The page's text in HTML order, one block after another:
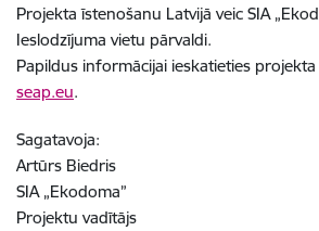
Projekta īstenošanu Latvijā veic SIA
Ieslodzījuma vietu pārvaldi.
Papildus informācijai ieskatieties projekta
seap.eu.
Sagatavoja:
Artūrs Biedris
SIA „Ekodoma”
Projektu vadītājs